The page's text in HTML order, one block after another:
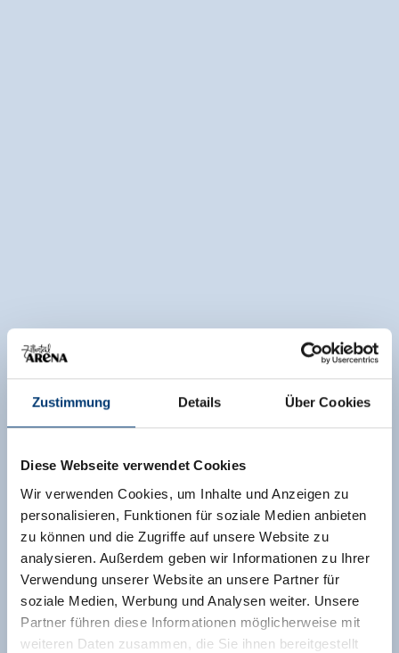
Zustimmung Details Über Cookies
Diese Webseite verwendet Cookies
Wir verwenden Cookies, um Inhalte und Anzeigen zu
personalisieren, Funktionen für soziale Medien anbieten
zu können und die Zugriffe auf unsere Website zu
analysieren. Außerdem geben wir Informationen zu Ihrer
Verwendung unserer Website an unsere Partner für
soziale Medien, Werbung und Analysen weiter. Unsere
Partner führen diese Informationen möglicherweise mit
weiteren Daten zusammen, die Sie ihnen bereitgestellt